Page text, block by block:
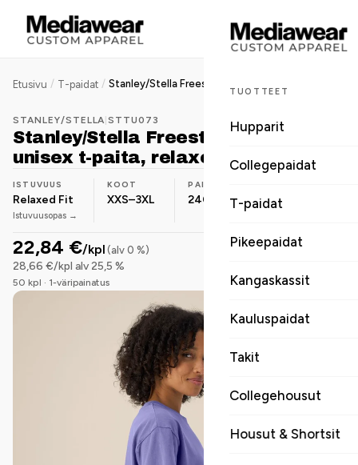
TUOTTEET
Hupparit
Collegepaidat
T-paidat
Pikeepaidat
Kangaskassit
Kauluspaidat
Takit
Collegehousut
Housut & Shortsit
Etusivu / T-paidat /
STANLEY/STELLA |STTU073
Stanley/Stella Freestyler Vintage
unisex t-paita, relaxed fit, 240 g
ISTUVUUS
Relaxed Fit
Istuvuusopas →
KOOT
XXS–3XL
PAINO
240 g/m² Luomupuuvilla
22,84 €/kpl (alv 0 %)
28,66 €/kpl alv 25,5 %
50 kpl · 1-väripainatus